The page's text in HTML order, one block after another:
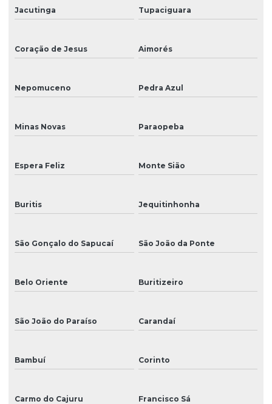
Jacutinga Tupaciguara
Coração de Jesus Aimorés
Nepomuceno Pedra Azul
Minas Novas Paraopeba
Espera Feliz Monte Sião
Buritis Jequitinhonha
São Gonçalo do Sapucaí São João da Ponte
Belo Oriente Buritizeiro
São João do Paraíso Carandaí
Bambuí Corinto
Carmo do Cajuru Francisco Sá